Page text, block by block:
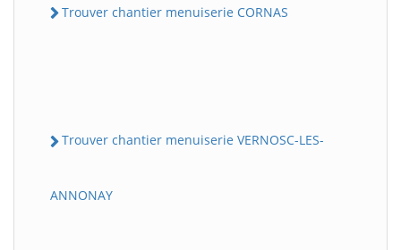
Trouver chantier menuiserie CORNAS
Trouver chantier menuiserie VERNOSC-LES-
ANNONAY